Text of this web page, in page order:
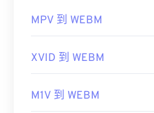
MPV 到 WEBM
XVID 到 WEBM
M1V 到 WEBM